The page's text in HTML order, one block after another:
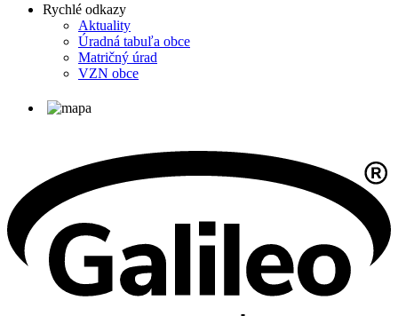
Rychlé odkazy
Aktuality
Úradná tabuľa obce
Matričný úrad
VZN obce